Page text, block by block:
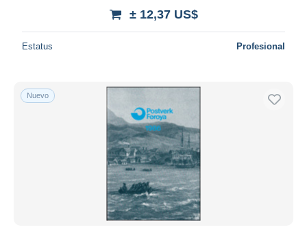
± 12,37 US$
Estatus Profesional
Nuevo